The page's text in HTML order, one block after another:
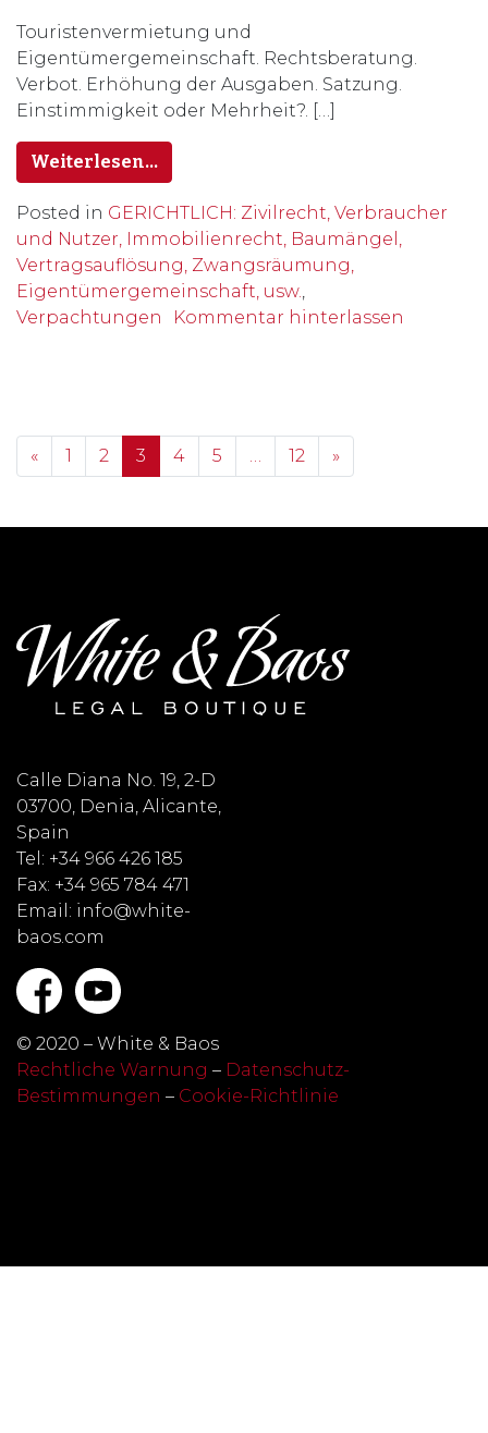
Touristenvermietung und
Eigentümergemeinschaft. Rechtsberatung.
Verbot. Erhöhung der Ausgaben. Satzung.
Einstimmigkeit oder Mehrheit?. […]
Weiterlesen…
Posted in GERICHTLICH: Zivilrecht, Verbraucher
und Nutzer, Immobilienrecht, Baumängel,
Vertragsauflösung, Zwangsräumung,
Eigentümergemeinschaft, usw.,
Verpachtungen
Kommentar hinterlassen
Posts navigation
« 1 2 3 4 5 … 12 »
Calle Diana No. 19, 2-D
03700, Denia, Alicante,
Spain
Tel: +34 966 426 185
Fax: +34 965 784 471
Email: info@white-
baos.com
© 2020 – White & Baos
Rechtliche Warnung – Datenschutz-
Bestimmungen – Cookie-Richtlinie